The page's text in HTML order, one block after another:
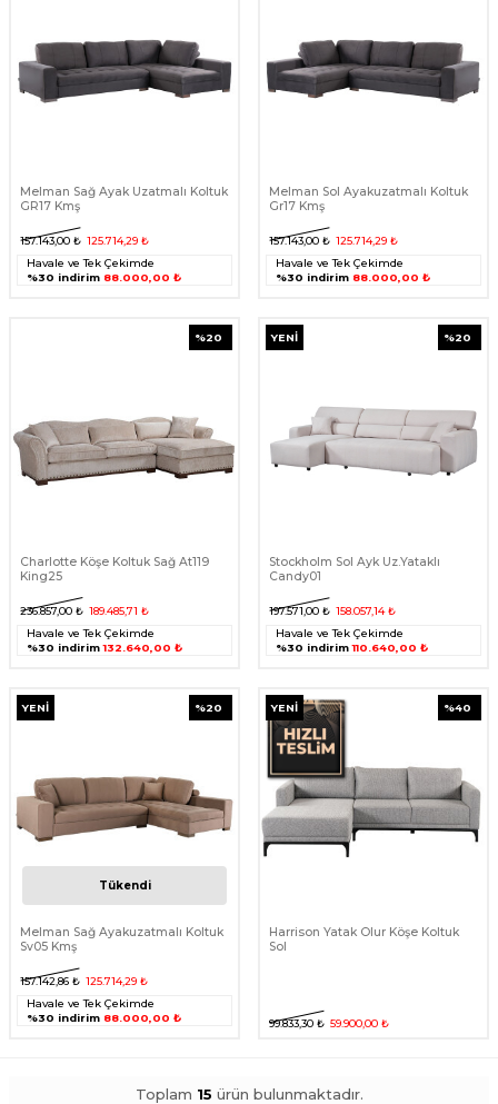
Melman Sağ Ayak Uzatmalı Koltuk
GR17 Kmş
157.143,00 ₺ 125.714,29 ₺
Havale ve Tek Çekimde
%30 indirim 88.000,00 ₺
Melman Sol Ayakuzatmalı Koltuk
Gr17 Kmş
157.143,00 ₺ 125.714,29 ₺
Havale ve Tek Çekimde
%30 indirim 88.000,00 ₺
%20
Charlotte Köşe Koltuk Sağ At119
King25
236.857,00 ₺ 189.485,71 ₺
Havale ve Tek Çekimde
%30 indirim 132.640,00 ₺
%20
YENI
Stockholm Sol Ayk Uz.Yataklı
Candy01
197.571,00 ₺ 158.057,14₺
Havale ve Tek Çekimde
%30 indirim 110.640,00 ₺
%20
YENI
Tükendi
Melman Sağ Ayakuzatmalı Koltuk
Sv05 Kmş
157.142,86 ₺ 125.714,29 ₺
Havale ve Tek Çekimde
%30 indirim 88.000,00 ₺
%40
YENI
Harrison Yatak Olur Köşe Koltuk
Sol
99.833,30 ₺ 59.900,00 ₺
Toplam 15 ürün bulunmaktadır.